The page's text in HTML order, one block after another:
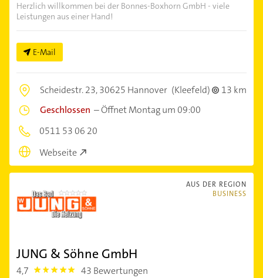
Herzlich willkommen bei der Bonnes-Boxhorn GmbH - viele
Leistungen aus einer Hand!
E-Mail
Scheidestr. 23,30625 Hannover (Kleefeld)
13 km
Geschlossen –Öffnet Montag um 09:00
0511 53 06 20
Webseite
AUS DER REGION
BUSINESS
JUNG & Söhne GmbH
4,7 4.7000003 43 Bewertungen